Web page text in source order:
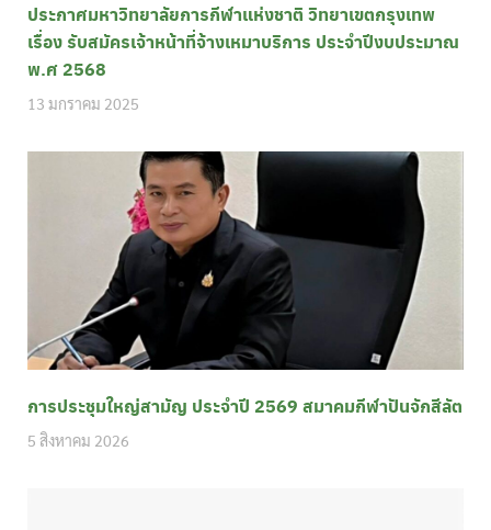
ประกาศมหาวิทยาลัยการกีฬาแห่งชาติ วิทยาเขตกรุงเทพ
เรื่อง รับสมัครเจ้าหน้าที่จ้างเหมาบริการ ประจำปีงบประมาณ
พ.ศ 2568
13 มกราคม 2025
การประชุมใหญ่สามัญ ประจำปี 2569 สมาคมกีฬาปันจักสีลัต
5 สิงหาคม 2026